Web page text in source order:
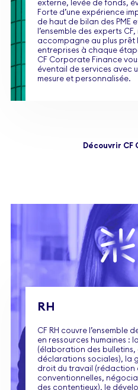
externe, levée de fonds,
Forte d’une expérience
de haut de bilan des PME
l’ensemble des experts
accompagne au plus prêt
entreprises à chaque
CF Corporate Finance
éventail de services avec
mesure et personnalisée.
Découvrir CF
RH
CF RH couvre l’ensemble
en ressources humaines :
(élaboration des bulletins,
déclarations sociales), la
droit du travail (rédaction
conventionnelles,
des contentieux), le